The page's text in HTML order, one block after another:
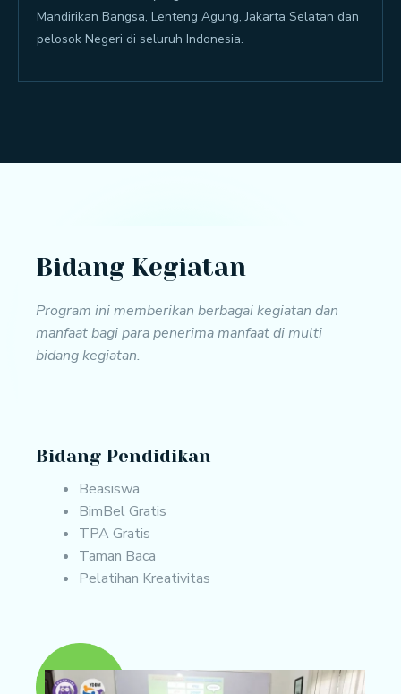
Mandirikan Bangsa, Lenteng Agung, Jakarta Selatan dan
pelosok Negeri di seluruh Indonesia.
Bidang Kegiatan
Program ini memberikan berbagai kegiatan dan
manfaat bagi para penerima manfaat di multi
bidang kegiatan.
Bidang Pendidikan
Beasiswa
BimBel Gratis
TPA Gratis
Taman Baca
Pelatihan Kreativitas